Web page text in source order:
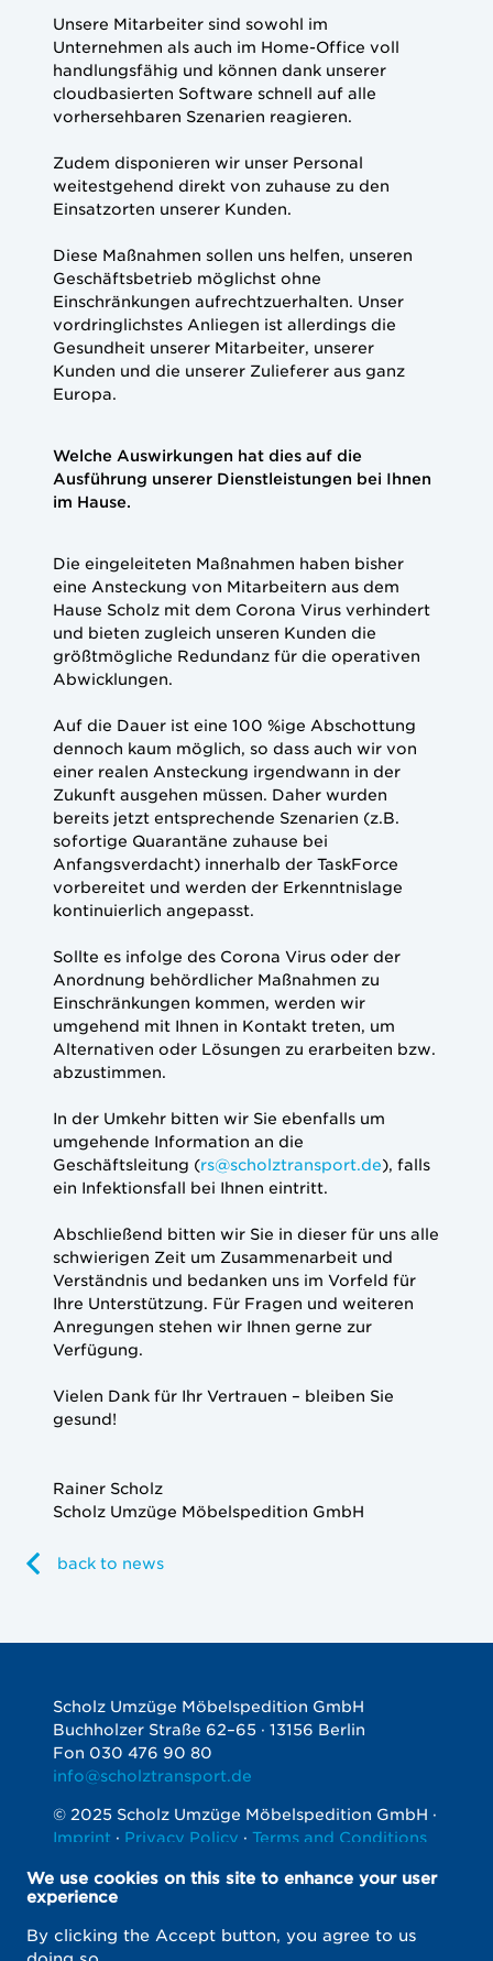
Unsere Mitarbeiter sind sowohl im
Unternehmen als auch im Home-Office voll
handlungsfähig und können dank unserer
cloudbasierten Software schnell auf alle
vorhersehbaren Szenarien reagieren.
Zudem disponieren wir unser Personal
weitestgehend direkt von zuhause zu den
Einsatzorten unserer Kunden.
Diese Maßnahmen sollen uns helfen, unseren
Geschäftsbetrieb möglichst ohne
Einschränkungen aufrechtzuerhalten. Unser
vordringlichstes Anliegen ist allerdings die
Gesundheit unserer Mitarbeiter, unserer
Kunden und die unserer Zulieferer aus ganz
Europa.
Welche Auswirkungen hat dies auf die
Ausführung unserer Dienstleistungen bei Ihnen
im Hause.
Die eingeleiteten Maßnahmen haben bisher
eine Ansteckung von Mitarbeitern aus dem
Hause Scholz mit dem Corona Virus verhindert
und bieten zugleich unseren Kunden die
größtmögliche Redundanz für die operativen
Abwicklungen.
Auf die Dauer ist eine 100 %ige Abschottung
dennoch kaum möglich, so dass auch wir von
einer realen Ansteckung irgendwann in der
Zukunft ausgehen müssen. Daher wurden
bereits jetzt entsprechende Szenarien (z.B.
sofortige Quarantäne zuhause bei
Anfangsverdacht) innerhalb der TaskForce
vorbereitet und werden der Erkenntnislage
kontinuierlich angepasst.
Sollte es infolge des Corona Virus oder der
Anordnung behördlicher Maßnahmen zu
Einschränkungen kommen, werden wir
umgehend mit Ihnen in Kontakt treten, um
Alternativen oder Lösungen zu erarbeiten bzw.
abzustimmen.
In der Umkehr bitten wir Sie ebenfalls um
umgehende Information an die
Geschäftsleitung (rs@scholztransport.de), falls
ein Infektionsfall bei Ihnen eintritt.
Abschließend bitten wir Sie in dieser für uns alle
schwierigen Zeit um Zusammenarbeit und
Verständnis und bedanken uns im Vorfeld für
Ihre Unterstützung. Für Fragen und weiteren
Anregungen stehen wir Ihnen gerne zur
Verfügung.
Vielen Dank für Ihr Vertrauen – bleiben Sie
gesund!
Rainer Scholz
Scholz Umzüge Möbelspedition GmbH
back to news
Scholz Umzüge Möbelspedition GmbH
Buchholzer Straße 62–65 · 13156 Berlin
Fon 030 476 90 80
info@scholztransport.de
© 2025 Scholz Umzüge Möbelspedition GmbH ·
Imprint · Privacy Policy · Terms and Conditions
Soziale
Netzwerke
We use cookies on this site to enhance your user
experience
By clicking the Accept button, you agree to us